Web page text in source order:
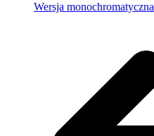
Wersja monochromatyczna